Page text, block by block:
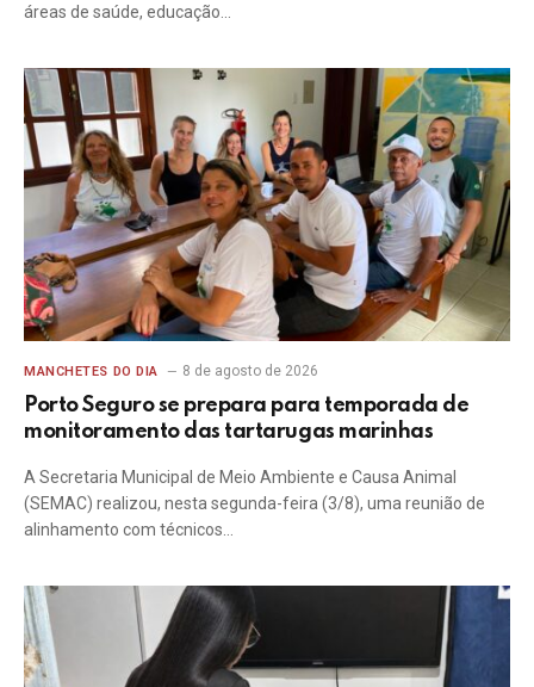
áreas de saúde, educação…
MANCHETES DO DIA 8 de agosto de 2026
Porto Seguro se prepara para temporada de
monitoramento das tartarugas marinhas
A Secretaria Municipal de Meio Ambiente e Causa Animal
(SEMAC) realizou, nesta segunda-feira (3/8), uma reunião de
alinhamento com técnicos…